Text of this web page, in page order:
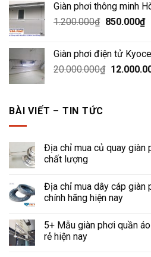
là:
3.000.000₫.
Giàn phơi thông minh
1.200.000₫ Giá
850.000₫
Giàn phơi điện tử
20.000.000₫ Giá
BÀI VIẾT – TIN TỨC
Địa chỉ mua củ quay giàn
chất lượng
Địa chỉ mua dây cáp giàn
chính hãng hiện nay
5+ Mẫu giàn phơi quần
rẻ hiện nay